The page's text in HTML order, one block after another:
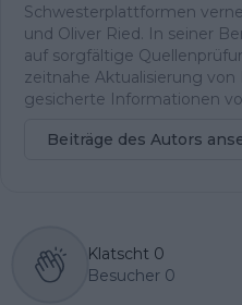
Schwesterplattformen
und Oliver Ried. In seiner
auf sorgfältige
zeitnahe Aktualisierung von
gesicherte Informationen
Beiträge des Autors
Klatscht 0
Besucher 0